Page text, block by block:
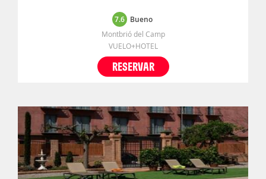
7.6 Bueno
Montbrió del Camp
VUELO+HOTEL
RESERVAR